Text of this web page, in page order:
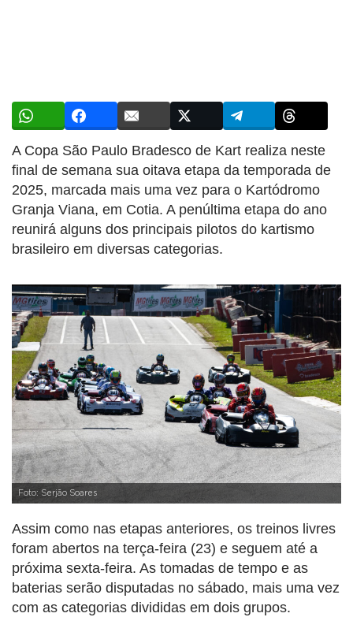
A Copa São Paulo Bradesco de Kart realiza neste
final de semana sua oitava etapa da temporada de
2025, marcada mais uma vez para o Kartódromo
Granja Viana, em Cotia. A penúltima etapa do ano
reunirá alguns dos principais pilotos do kartismo
brasileiro em diversas categorias.
Foto: Serjão Soares
Assim como nas etapas anteriores, os treinos livres
foram abertos na terça-feira (23) e seguem até a
próxima sexta-feira. As tomadas de tempo e as
baterias serão disputadas no sábado, mais uma vez
com as categorias divididas em dois grupos.